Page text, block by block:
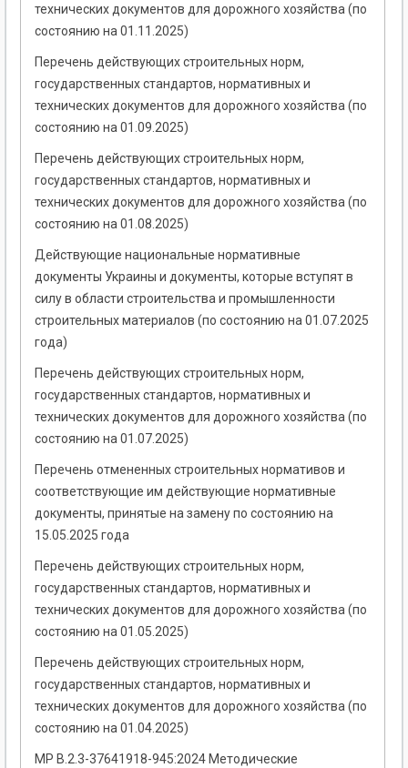
технических документов для дорожного хозяйства (по
состоянию на 01.11.2025)
Перечень действующих строительных норм,
государственных стандартов, нормативных и
технических документов для дорожного хозяйства (по
состоянию на 01.09.2025)
Перечень действующих строительных норм,
государственных стандартов, нормативных и
технических документов для дорожного хозяйства (по
состоянию на 01.08.2025)
Действующие национальные нормативные
документы Украины и документы, которые вступят в
силу в области строительства и промышленности
строительных материалов (по состоянию на 01.07.2025
года)
Перечень действующих строительных норм,
государственных стандартов, нормативных и
технических документов для дорожного хозяйства (по
состоянию на 01.07.2025)
Перечень отмененных строительных нормативов и
соответствующие им действующие нормативные
документы, принятые на замену по состоянию на
15.05.2025 года
Перечень действующих строительных норм,
государственных стандартов, нормативных и
технических документов для дорожного хозяйства (по
состоянию на 01.05.2025)
Перечень действующих строительных норм,
государственных стандартов, нормативных и
технических документов для дорожного хозяйства (по
состоянию на 01.04.2025)
МР В.2.3-37641918-945:2024 Методические